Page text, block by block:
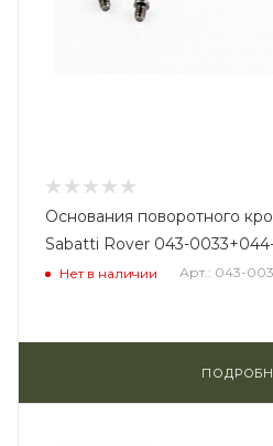
Основания поворотного
Sabatti Rover 043-
Нет в наличии Арт.: 043-